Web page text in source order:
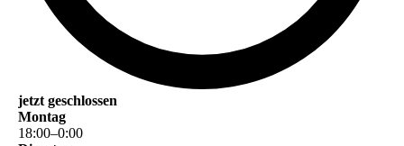
jetzt geschlossen
Montag
18:00–0:00